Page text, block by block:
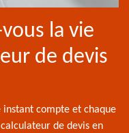
la vie
de devis
instant compte et chaque
de devis en